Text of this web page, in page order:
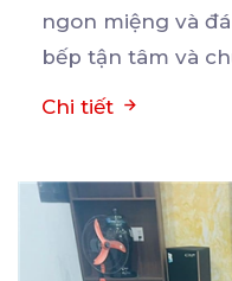
ngon miệng và
bếp tận tâm và
Chi tiết